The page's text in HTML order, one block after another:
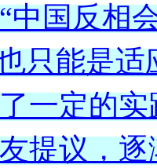
中国反相
只能是
一定的
提议，